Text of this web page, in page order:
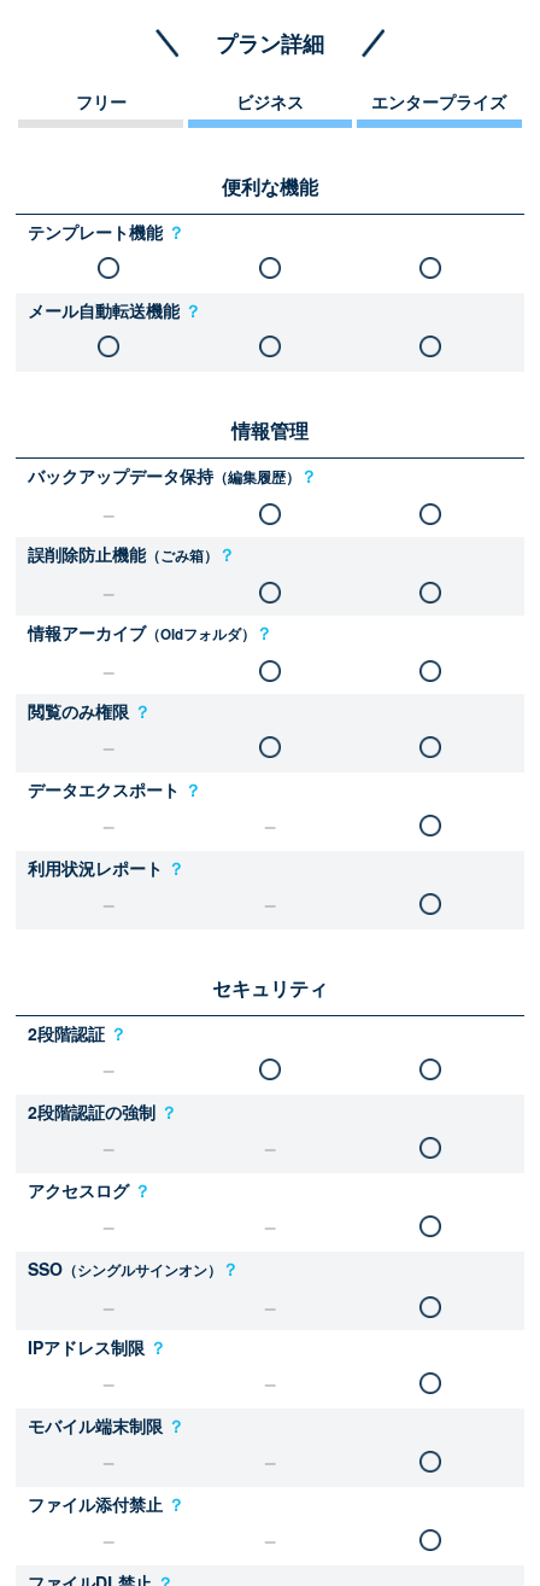
プラン詳細
フリー ビジネス エンタープライズ
便利な機能
テンプレート機能 ？
メール自動転送機能 ？
情報管理
バックアップデータ保持（編集履歴） ？
誤削除防止機能（ごみ箱） ？
情報アーカイブ（Oldフォルダ） ？
閲覧のみ権限 ？
データエクスポート ？
利用状況レポート ？
セキュリティ
2段階認証 ？
2段階認証の強制 ？
アクセスログ ？
SSO （シングルサインオン） ？
IPアドレス制限 ？
モバイル端末制限 ？
ファイル添付禁止 ？